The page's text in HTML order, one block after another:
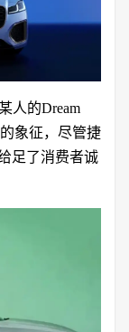
人的Dream
象征，尽管捷
足了消费者诚